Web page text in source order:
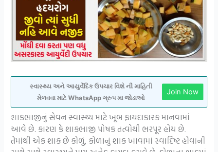
સ્વાસ્થ્ય અને આયુર્વેદિક ઉપચાર વિશે ની માહિતી
મેળવવા માટે WhatsApp ગ્રુપ મા જોડાઓ
Join Now
શાકભાજીનું સેવન સ્વાસ્થ્ય માટે ખૂબ ફાયદાકારક માનવામાં
આવે છે. કારણ કે શાકભાજી પોષક તત્વોથી ભરપૂર હોય છે.
તેમાંથી એક શાક છે કોળું, કોળાનું શાક ખાવામાં સ્વાદિષ્ટ હોવાની